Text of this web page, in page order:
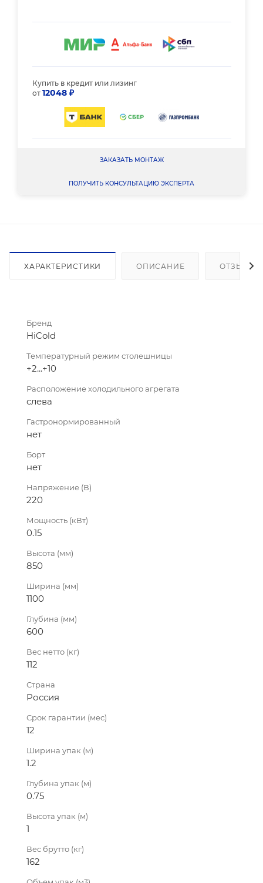
Купить в кредит или лизинг
от 12048 ₽
ЗАКАЗАТЬ МОНТАЖ
ПОЛУЧИТЬ КОНСУЛЬТАЦИЮ ЭКСПЕРТА
ХАРАКТЕРИСТИКИ ОПИСАНИЕ ОТЗЫВЫ
Бренд
HiCold
Температурный режим столешницы
+2...+10
Расположение холодильного агрегата
слева
Гастронормированный
нет
Борт
нет
Напряжение (В)
220
Мощность (кВт)
0.15
Высота (мм)
850
Ширина (мм)
1100
Глубина (мм)
600
Вес нетто (кг)
112
Страна
Россия
Срок гарантии (мес)
12
Ширина упак (м)
1.2
Глубина упак (м)
0.75
Высота упак (м)
1
Вес брутто (кг)
162